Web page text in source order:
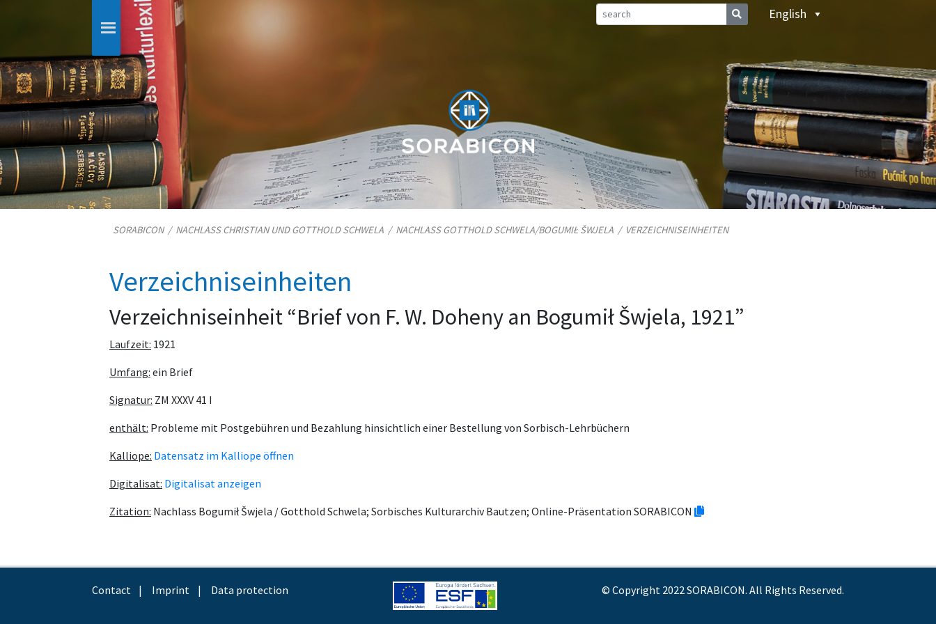
English
SORABICON/ NACHLASS CHRISTIAN UND GOTTHOLD SCHWELA / NACHLASS GOTTHOLD SCHWELA/​BOGUMIŁ ŠWJELA / VERZEICHNISEINHEITEN
Verzeichniseinheiten
Verzeichniseinheit “Brief von F. W. Doheny an Bogumił Šwjela, 1921”
Laufzeit: 1921
Umfang: ein Brief
Signatur: ZM XXXV 41 I
enthält: Probleme mit Postgebühren und Bezahlung hinsichtlich einer Bestellung von Sorbisch-Lehrbüchern
Kalliope: Datensatz im Kalliope öffnen
Digitalisat: Digitalisat anzeigen
Zitation: Nachlass Bogumił Šwjela / Gotthold Schwela; Sorbisches Kulturarchiv Bautzen; Online-Präsentation SORABICON
Contact Imprint Data protection © Copyright 2022 SORABICON. All Rights Reserved.